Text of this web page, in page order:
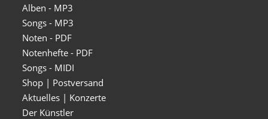
Alben - MP3
Songs - MP3
Noten - PDF
Notenhefte - PDF
Songs - MIDI
Shop | Postversand
Aktuelles | Konzerte
Der Künstler